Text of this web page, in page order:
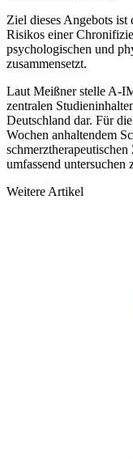
Ziel dieses Angebots ist
Risikos einer
psychologischen und
zusammensetzt.
Laut Meißner stelle A-
zentralen
Deutschland dar. Für
Wochen anhaltendem
umfassend untersuchen
Weitere Artikel